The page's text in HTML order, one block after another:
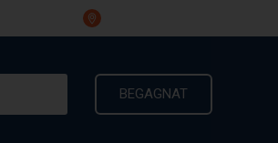
BEGAGNAT